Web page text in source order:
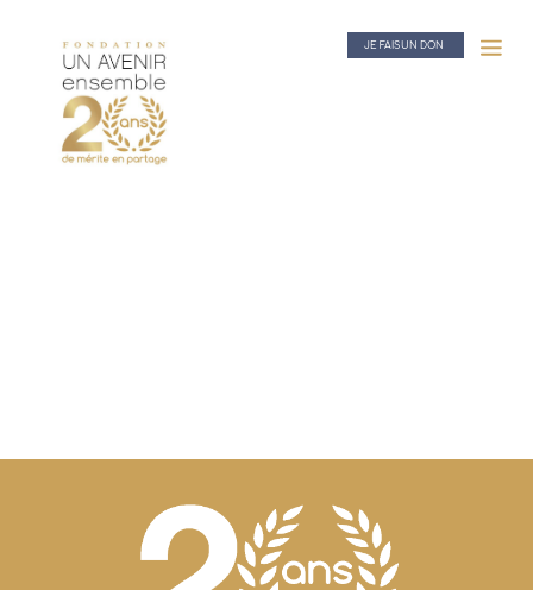
JE FAIS UN DON